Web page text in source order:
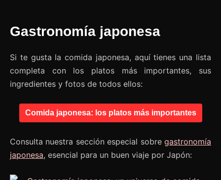
Gastronomía japonesa
Si te gusta la comida japonesa, aquí tienes una lista
completa con los platos más importantes, sus
ingredientes y fotos de todos ellos:
Comida japonesa: los platos más importantes
Consulta nuestra sección especial sobre gastronomía
japonesa, esencial para un buen viaje por Japón: